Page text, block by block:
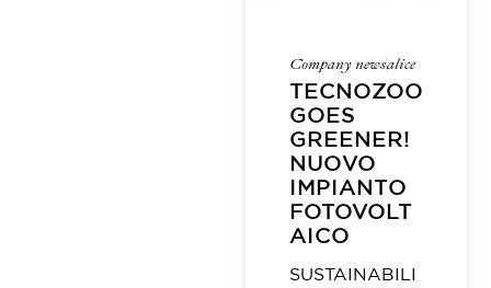
Company newsalice
TECNOZOO
GOES
GREENER!
NUOVO
IMPIANTO
FOTOVOLT
AICO
SUSTAINABILI